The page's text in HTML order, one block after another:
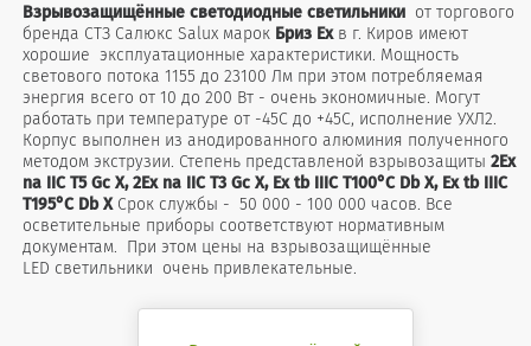
Взрывозащищённые светодиодные светильникиот торгового
бренда СТЗ Салюкс Salux марок Бриз Ex в г. Киров имеют
хорошие эксплуатационные характеристики. Мощность
светового потока 1155 до 23100 Лм при этом потребляемая
энергия всего от 10 до 200 Вт - очень экономичные. Могут
работать при температуре от -45С до +45С, исполнение УХЛ2.
Корпус выполнен из анодированного алюминия полученного
методом экструзии. Степень представленой взрывозащиты 2Ex
na IIC T5 Gc X, 2Ex na IIC T3 Gc X, Ex tb IIIC T100°C Db X, Ex tb IIIC
T195°C Db XСрок службы - 50 000 - 100 000 часов. Все
осветительные приборы соответствуют нормативным
документам. При этом цены на взрывозащищённые
LED светильники очень привлекательные.